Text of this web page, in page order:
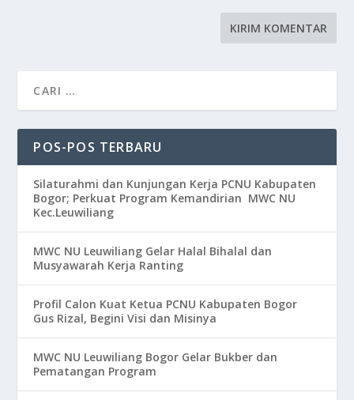
POS-POS TERBARU
Silaturahmi dan Kunjungan Kerja PCNU Kabupaten
Bogor; Perkuat Program Kemandirian MWC NU
Kec.Leuwiliang
MWC NU Leuwiliang Gelar Halal Bihalal dan
Musyawarah Kerja Ranting
Profil Calon Kuat Ketua PCNU Kabupaten Bogor
Gus Rizal, Begini Visi dan Misinya
MWC NU Leuwiliang Bogor Gelar Bukber dan
Pematangan Program